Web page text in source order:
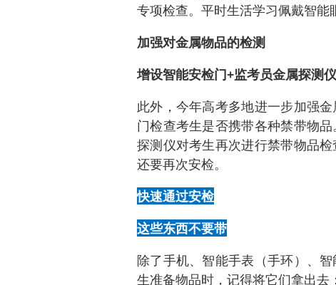
专项检查。平时生活学习佩戴智能
加强对金属物品的检测
增设智能安检门+监考员金属探测
此外，今年高考多地进一步加强
门检查考生是否携带各种禁带物
探测仪对考生再次进行禁带物品
还要再次安检。
快速通过安检
这些东西不要带
除了手机、智能手表（手环）、
生准备物品时，记得将它们拿出去：